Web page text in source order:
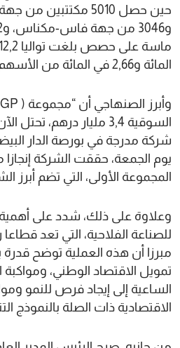
حين حصل 5010
المائة و2,66 في المائة من الأسهم.
شركة مدرجة في بورصة الدار
يوم الجمعة، حققت الشركة إنجازا
المجموعة الأولى، التي تضم أبرز
وعلاوة على ذلك، شدد على أهمية
للصناعة الفلاحية، التي تعد
مبرزا أن هذه العملية توضح قدرة
تمويل الاقتصاد الوطني، ومواكبة
الساعية إلى إيجاد فرص للنمو
الاقتصادية ذات الصلة بالنموذج